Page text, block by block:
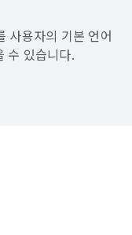
사용자의 기본 언어
수 있습니다.